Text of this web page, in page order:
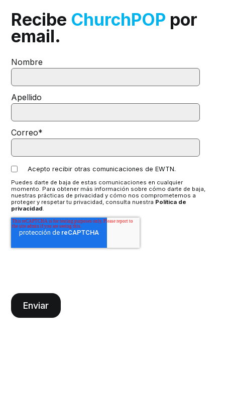
Recibe ChurchPOP por
email.
Nombre
Apellido
Correo*
Acepto recibir otras comunicaciones de EWTN.
Puedes darte de baja de estas comunicaciones en cualquier
momento. Para obtener más información sobre cómo darte de baja,
nuestras prácticas de privacidad y cómo nos comprometemos a
proteger y respetar tu privacidad, consulta nuestra Política de
privacidad.